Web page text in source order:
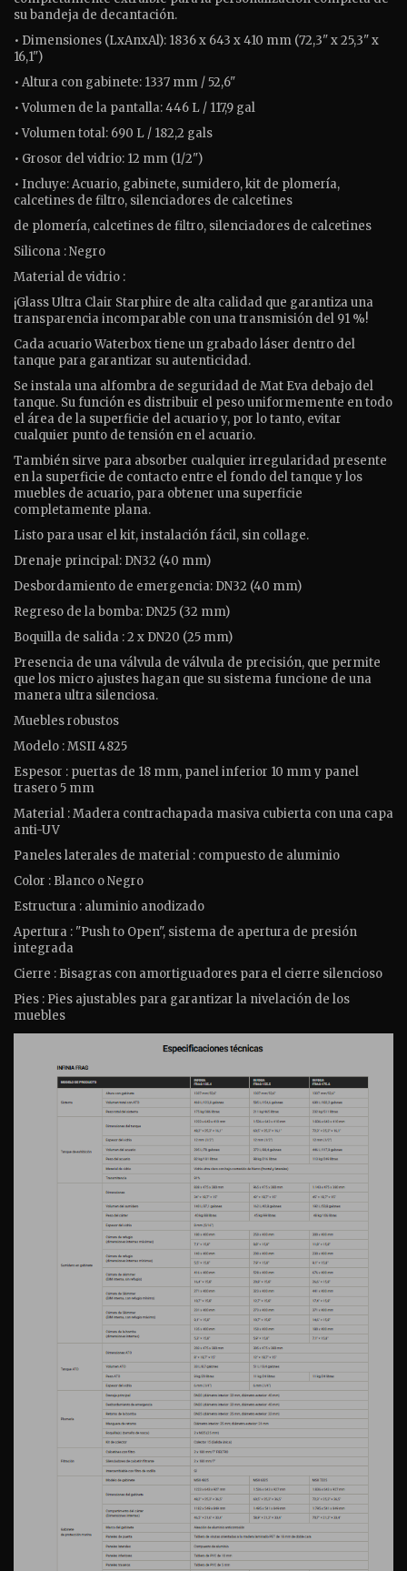
su bandeja de decantación.
• Dimensiones (LxAnxAl): 1836 x 643 x 410 mm (72,3" x 25,3" x
16,1")
• Altura con gabinete: 1337 mm / 52,6"
• Volumen de la pantalla: 446 L / 117,9 gal
• Volumen total: 690 L / 182,2 gals
• Grosor del vidrio: 12 mm (1/2")
• Incluye: Acuario, gabinete, sumidero, kit de plomería,
calcetines de filtro, silenciadores de calcetines
de plomería, calcetines de filtro, silenciadores de calcetines
Silicona : Negro
Material de vidrio :
¡Glass Ultra Clair Starphire de alta calidad que garantiza una
transparencia incomparable con una transmisión del 91 %!
Cada acuario Waterbox tiene un grabado láser dentro del
tanque para garantizar su autenticidad.
Se instala una alfombra de seguridad de Mat Eva debajo del
tanque. Su función es distribuir el peso uniformemente en todo
el área de la superficie del acuario y, por lo tanto, evitar
cualquier punto de tensión en el acuario.
También sirve para absorber cualquier irregularidad presente
en la superficie de contacto entre el fondo del tanque y los
muebles de acuario, para obtener una superficie
completamente plana.
Listo para usar el kit, instalación fácil, sin collage.
Drenaje principal: DN32 (40 mm)
Desbordamiento de emergencia: DN32 (40 mm)
Regreso de la bomba: DN25 (32 mm)
Boquilla de salida : 2 x DN20 (25 mm)
Presencia de una válvula de válvula de precisión, que permite
que los micro ajustes hagan que su sistema funcione de una
manera ultra silenciosa.
Muebles robustos
Modelo : MSII 4825
Espesor : puertas de 18 mm, panel inferior 10 mm y panel
trasero 5 mm
Material : Madera contrachapada masiva cubierta con una capa
anti-UV
Paneles laterales de material : compuesto de aluminio
Color : Blanco o Negro
Estructura : aluminio anodizado
Apertura : "Push to Open", sistema de apertura de presión
integrada
Cierre : Bisagras con amortiguadores para el cierre silencioso
Pies : Pies ajustables para garantizar la nivelación de los
muebles